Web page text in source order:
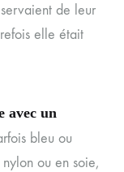
de leur
elle était
avec un
bleu ou
ou en soie,